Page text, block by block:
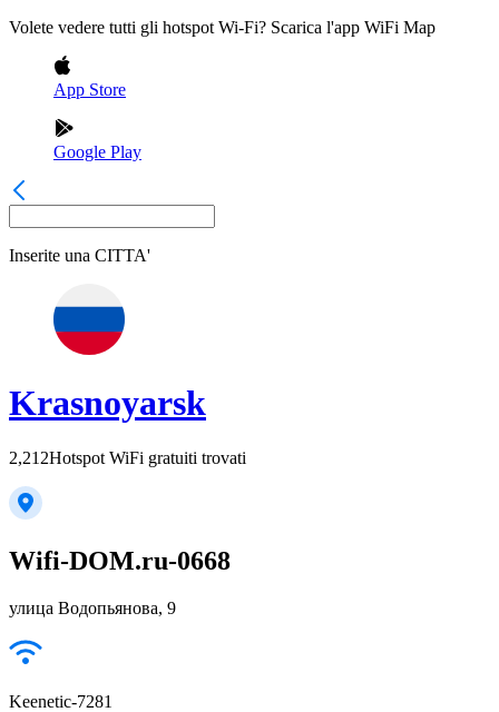
Volete vedere tutti gli hotspot Wi-Fi? Scarica l'app WiFi Map
App Store
Google Play
Inserite una CITTA'
Krasnoyarsk
2,212Hotspot WiFi gratuiti trovati
Wifi-DOM.ru-0668
улица Водопьянова, 9
Keenetic-7281